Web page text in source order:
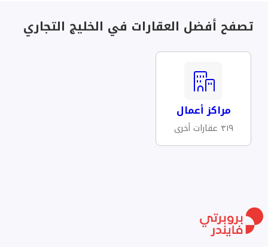
تصفح أفضل العقارات في الخليج التجاري
مراكز أعمال
٣١٩ عقارات أخرى